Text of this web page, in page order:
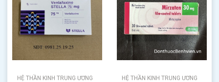
HỆ THẦN KINH TRUNG ƯƠNG HỆ THẦN KINH TRUNG ƯƠNG